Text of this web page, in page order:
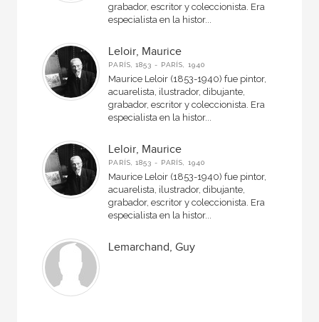
grabador, escritor y coleccionista. Era
especialista en la histor...
Leloir, Maurice
PARÍS, 1853 - PARÍS, 1940
Maurice Leloir (1853-1940) fue pintor,
acuarelista, ilustrador, dibujante,
grabador, escritor y coleccionista. Era
especialista en la histor...
Leloir, Maurice
PARÍS, 1853 - PARÍS, 1940
Maurice Leloir (1853-1940) fue pintor,
acuarelista, ilustrador, dibujante,
grabador, escritor y coleccionista. Era
especialista en la histor...
Lemarchand, Guy